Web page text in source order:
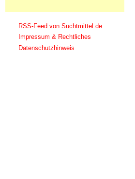
Co-Abhängigkeit
Computersucht
Ess-Brechsucht
Essstörungen
Fernsehsucht
RSS-Feed von Suchtmittel.de
Impressum & Rechtliches
Datenschutzhinweis